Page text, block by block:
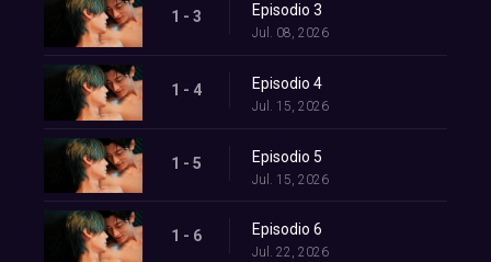
1 - 3 Episodio 3
Jul. 08, 2026
1 - 4 Episodio 4
Jul. 15, 2026
1 - 5 Episodio 5
Jul. 15, 2026
1 - 6 Episodio 6
Jul. 22, 2026